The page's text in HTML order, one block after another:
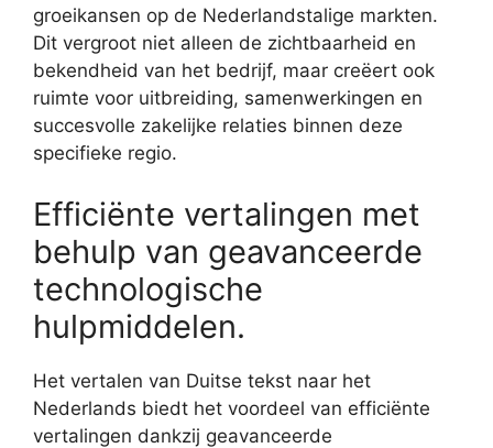
groeikansen op de Nederlandstalige markten.
Dit vergroot niet alleen de zichtbaarheid en
bekendheid van het bedrijf, maar creëert ook
ruimte voor uitbreiding, samenwerkingen en
succesvolle zakelijke relaties binnen deze
specifieke regio.
Efficiënte vertalingen met
behulp van geavanceerde
technologische
hulpmiddelen.
Het vertalen van Duitse tekst naar het
Nederlands biedt het voordeel van efficiënte
vertalingen dankzij geavanceerde